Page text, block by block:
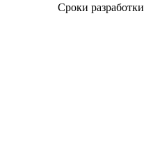
Сроки разработки